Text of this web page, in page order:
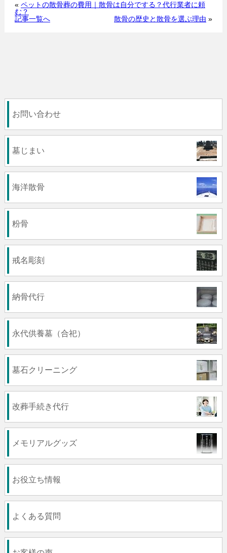
« ペットの散骨葬の費用｜散骨は自分でする？代行業者に頼
む？
記事一覧へ
散骨の歴史と散骨を選ぶ理由 »
お問い合わせ
墓じまい
海洋散骨
粉骨
戒名彫刻
納骨代行
永代供養墓（合祀）
墓石クリーニング
改葬手続き代行
メモリアルグッズ
お役立ち情報
よくある質問